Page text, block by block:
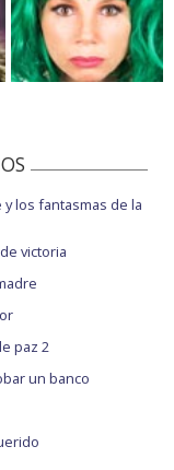
y los fantasmas de la
victoria
paz 2
un banco